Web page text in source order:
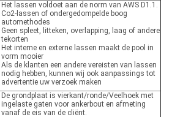
Het lassen voldoet aan de norm van AWS D1.1.
Co2-lassen of ondergedompelde boog
automethodes
Geen spleet, litteken, overlapping, laag of andere
tekorten
Het interne en externe lassen maakt de pool in
vorm mooier
Als de klanten een andere vereisten van lassen
nodig hebben, kunnen wij ook aanpassings tot
advertentie uw verzoek maken
De grondplaat is vierkant/ronde/Veelhoek met
ingelaste gaten voor ankerbout en afmeting
vanaf de eis van de cliënt.